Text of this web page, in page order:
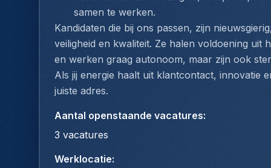
samen te werken.
Kandidaten die bij ons passen, zijn
veiligheid en kwaliteit. Ze halen voldoening
en werken graag autonoom, maar zijn ook
Als jij energie haalt uit klantcontact, innovatie
juiste adres.
Aantal openstaande vacatures:
3 vacatures
Werklocatie: